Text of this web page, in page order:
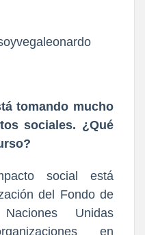
tomando mucho
sociales. ¿Qué
social está
del Fondo de
Unidas
en